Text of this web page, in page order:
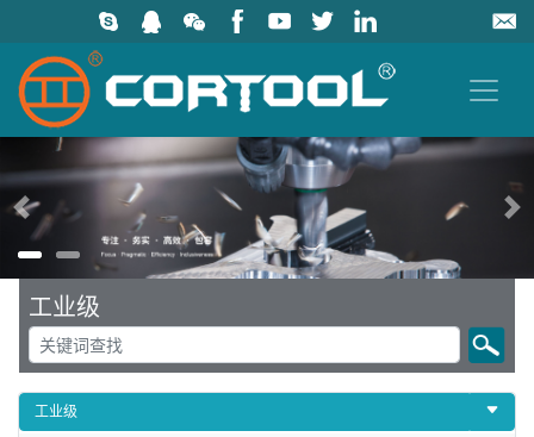
上一页
工业级
工业级